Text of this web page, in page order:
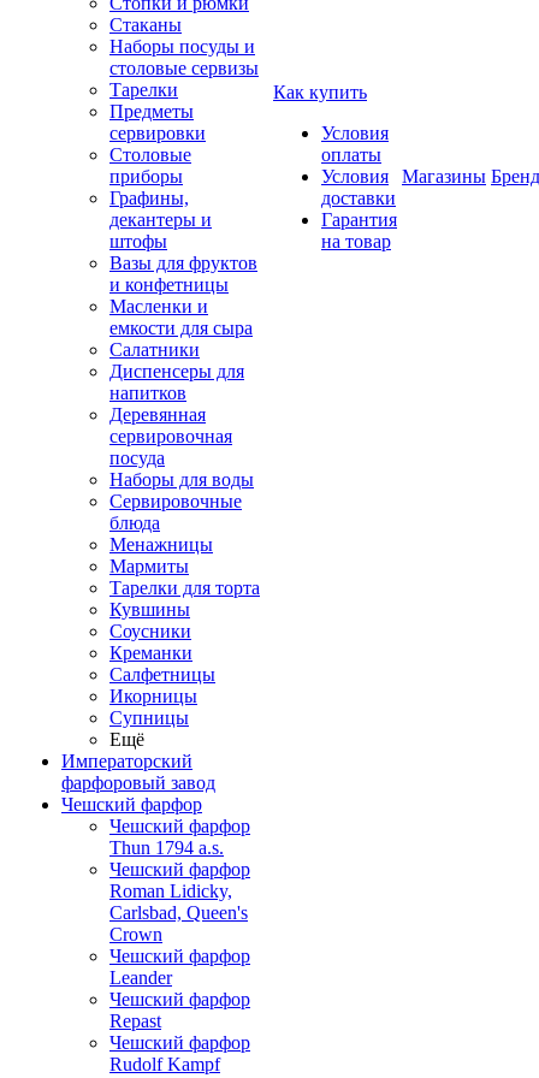
Стаканы
Наборы посуды и
столовые сервизы
Тарелки
Предметы
сервировки
Столовые
приборы
Графины,
декантеры и
штофы
Вазы для фруктов
и конфетницы
Масленки и
емкости для сыра
Салатники
Диспенсеры для
напитков
Деревянная
сервировочная
посуда
Наборы для воды
Сервировочные
блюда
Менажницы
Мармиты
Тарелки для торта
Кувшины
Соусники
Креманки
Салфетницы
Икорницы
Супницы
Ещё
Императорский
фарфоровый завод
Чешский фарфор
Чешский фарфор
Thun 1794 a.s.
Чешский фарфор
Roman Lidicky,
Carlsbad, Queen's
Crown
Чешский фарфор
Leander
Чешский фарфор
Repast
Чешский фарфор
Rudolf Kampf
Как купить
Условия
оплаты
Условия
доставки
Гарантия
на товар
Магазины